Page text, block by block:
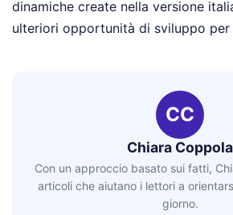
dinamiche create nella versione
ulteriori opportunità di sviluppo per
CC
Chiara Coppola
Con un approccio basato sui fatti,
articoli che aiutano i lettori a
giorno.